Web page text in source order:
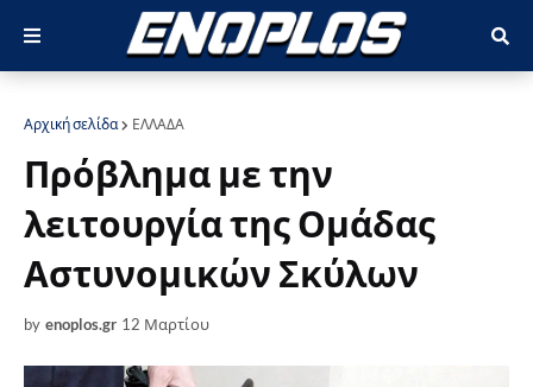
Αρχική σελίδα ΕΛΛΑΔΑ
Πρόβλημα με την
λειτουργία της Ομάδας
Αστυνομικών Σκύλων
by enoplos.gr 12 Μαρτίου